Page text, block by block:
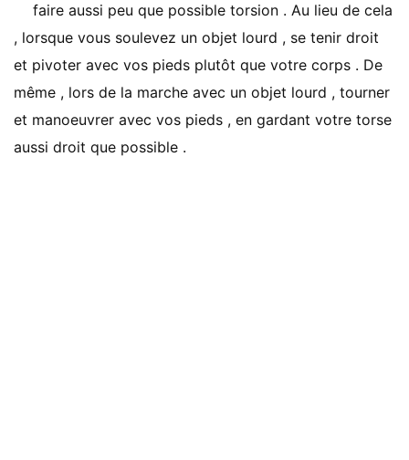
faire aussi peu que possible torsion . Au lieu de cela
, lorsque vous soulevez un objet lourd , se tenir droit
et pivoter avec vos pieds plutôt que votre corps . De
même , lors de la marche avec un objet lourd , tourner
et manoeuvrer avec vos pieds , en gardant votre torse
aussi droit que possible .